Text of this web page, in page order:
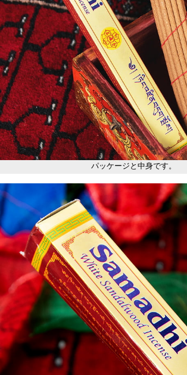
パッケージと中身です。